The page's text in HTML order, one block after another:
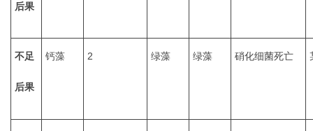
后果
不足
后果
钙藻 2 绿藻 绿藻 硝化细菌死亡